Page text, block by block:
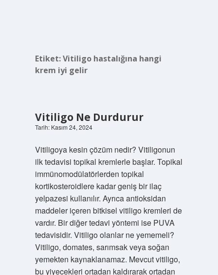
Etiket:Vitiligo hastalığına hangi
krem iyi gelir
Vitiligo Ne Durdurur
Tarih: Kasım 24, 2024
Vitiligoya kesin çözüm nedir? Vitiligonun
ilk tedavisi topikal kremlerle başlar. Topikal
immünomodülatörlerden topikal
kortikosteroidlere kadar geniş bir ilaç
yelpazesi kullanılır. Ayrıca antioksidan
maddeler içeren bitkisel vitiligo kremleri de
vardır. Bir diğer tedavi yöntemi ise PUVA
tedavisidir. Vitiligo olanlar ne yememeli?
Vitiligo, domates, sarımsak veya soğan
yemekten kaynaklanamaz. Mevcut vitiligo,
bu yiyecekleri ortadan kaldırarak ortadan